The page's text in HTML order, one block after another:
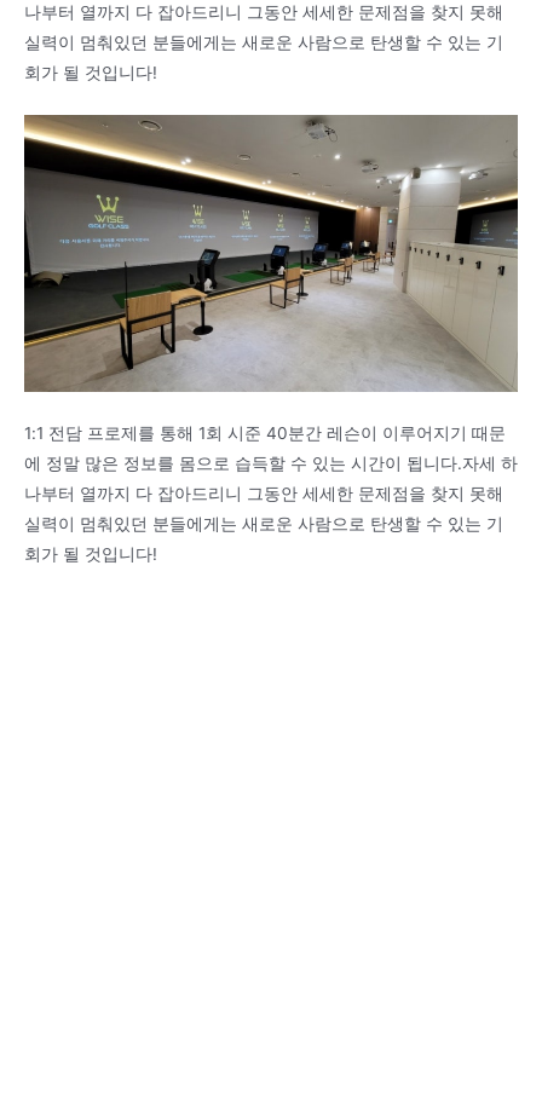
나부터 열까지 다 잡아드리니 그동안 세세한 문제점을 찾지 못해
실력이 멈춰있던 분들에게는 새로운 사람으로 탄생할 수 있는 기
회가 될 것입니다!
1:1 전담 프로제를 통해 1회 시준 40분간 레슨이 이루어지기 때문
에 정말 많은 정보를 몸으로 습득할 수 있는 시간이 됩니다.자세 하
나부터 열까지 다 잡아드리니 그동안 세세한 문제점을 찾지 못해
실력이 멈춰있던 분들에게는 새로운 사람으로 탄생할 수 있는 기
회가 될 것입니다!